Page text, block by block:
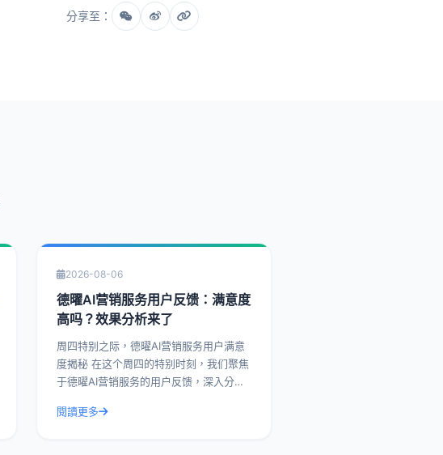
分享至：
2026-08-06
德曜AI营销服务用户反馈：满意度
高吗？效果分析来了
周四特别之际，德曜AI营销服务用户满意
度揭秘 在这个周四的特别时刻，我们聚焦
于德曜AI营销服务的用户反馈，深入分析
具体案例。德曜AI营销服务作为行业内的
閱讀更多